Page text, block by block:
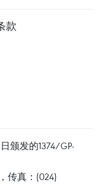
款
颁发的1374/GP-
传真：(024)